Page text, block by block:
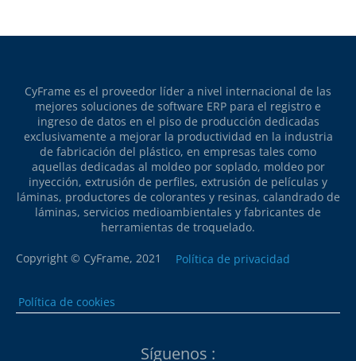
CyFrame es el proveedor líder a nivel internacional de las
mejores soluciones de software ERP para el registro e
ingreso de datos en el piso de producción dedicadas
exclusivamente a mejorar la productividad en la industria
de fabricación del plástico, en empresas tales como
aquellas dedicadas al moldeo por soplado, moldeo por
inyección, extrusión de perfiles, extrusión de películas y
láminas, productores de colorantes y resinas, calandrado de
láminas, servicios medioambientales y fabricantes de
herramientas de troquelado.
Copyright © CyFrame, 2021 Política de privacidad
Política de cookies
Síguenos :